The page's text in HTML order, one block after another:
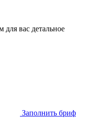
вас детальное
Заполнить бриф